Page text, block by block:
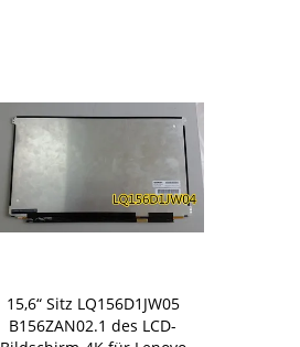
15,6“ Sitz LQ156D1JW05
B156ZAN02.1 des LCD-